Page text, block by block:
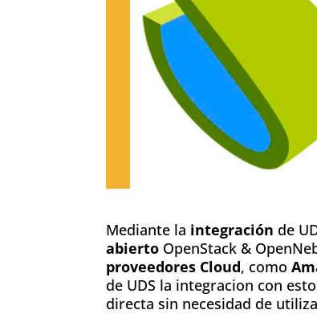
Mediante la integración de
abierto OpenStack &
proveedores Cloud, como
de UDS la integracion con
directa sin necesidad de